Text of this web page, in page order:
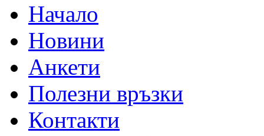
Начало
Новини
Анкети
Полезни връзки
Контакти